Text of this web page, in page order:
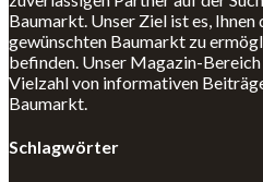
Baumarkt. Unser Ziel ist es,
gewünschten Baumarkt zu
befinden. Unser Magazin-
Vielzahl von informativen
Baumarkt.
Schlagwörter